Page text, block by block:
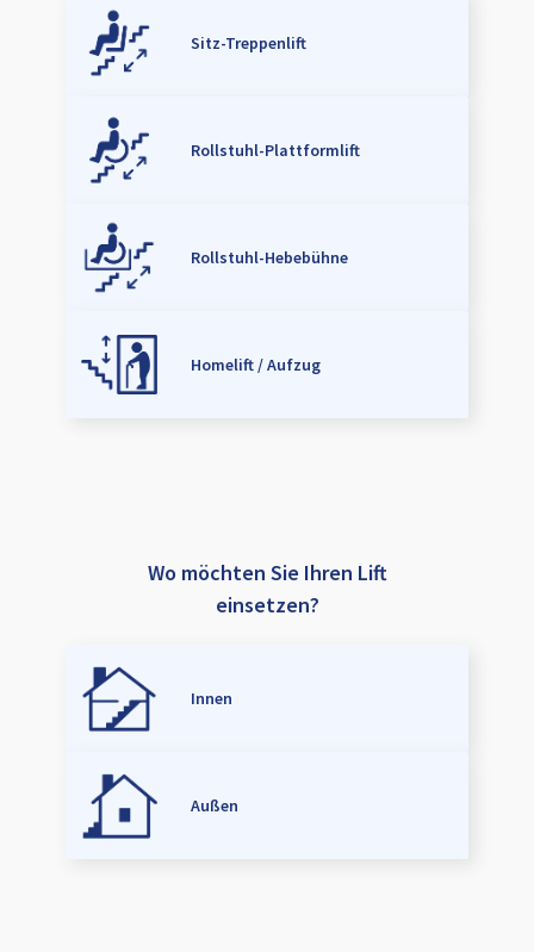
Sitz-Treppenlift
Rollstuhl-Plattformlift
Rollstuhl-Hebebühne
Homelift / Aufzug
Wo möchten Sie Ihren Lift
einsetzen?
Innen
Außen